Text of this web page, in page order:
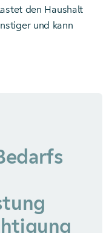
den Haushalt
und kann